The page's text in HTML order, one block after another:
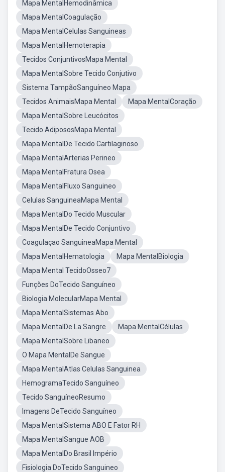
Mapa MentalHemodinâmica
Mapa MentalCoagulação
Mapa MentalCelulas Sanguineas
Mapa MentalHemoterapia
Tecidos ConjuntivosMapa Mental
Mapa MentalSobre Tecido Conjutivo
Sistema TampãoSanguíneo Mapa
Tecidos AnimaisMapa Mental
Mapa MentalCoração
Mapa MentalSobre Leucócitos
Tecido AdipososMapa Mental
Mapa MentalDe Tecido Cartilaginoso
Mapa MentalArterias Perineo
Mapa MentalFratura Osea
Mapa MentalFluxo Sanguineo
Celulas SanguineaMapa Mental
Mapa MentalDo Tecido Muscular
Mapa MentalDe Tecido Conjuntivo
Coagulaçao SanguineaMapa Mental
Mapa MentalHematologia
Mapa MentalBiologia
Mapa Mental TecidoOsseo7
Funções DoTecido Sanguíneo
Biologia MolecularMapa Mental
Mapa MentalSistemas Abo
Mapa MentalDe La Sangre
Mapa MentalCélulas
Mapa MentalSobre Libaneo
O Mapa MentalDe Sangue
Mapa MentalAtlas Celulas Sanguinea
HemogramaTecido Sanguíneo
Tecido SanguíneoResumo
Imagens DeTecido Sanguíneo
Mapa MentalSistema ABO E Fator RH
Mapa MentalSangue AOB
Mapa MentalDo Brasil Império
Fisiologia DoTecido Sanguineo